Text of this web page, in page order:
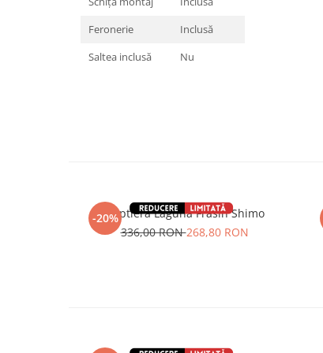
Feronerie
Inclusă
Saltea inclusă
Nu
-20%Noptiera Laguna Frasin Shimo
336,00 RON268,80 RON